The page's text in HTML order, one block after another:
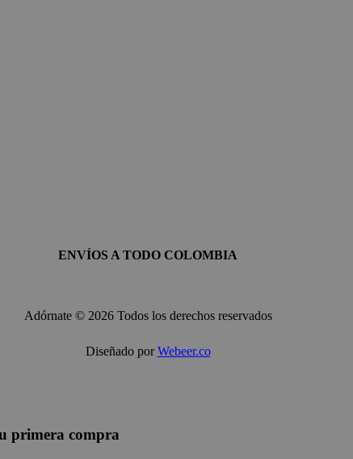
ENVÍOS A TODO COLOMBIA
Adórnate © 2026 Todos los derechos reservados
Diseñado porWebeer.co
primera compra